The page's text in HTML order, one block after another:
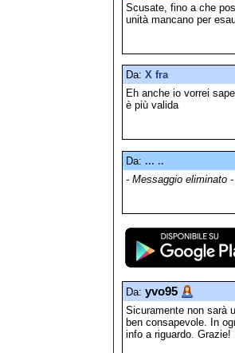
Scusate, fino a che
unità mancano per
Da: X fra
Eh anche io vorrei
è più valida
Da: ... ..
- Messaggio eliminato -
Da: yvo95
Sicuramente non sarà
ben consapevole. In
info a riguardo. Grazie!